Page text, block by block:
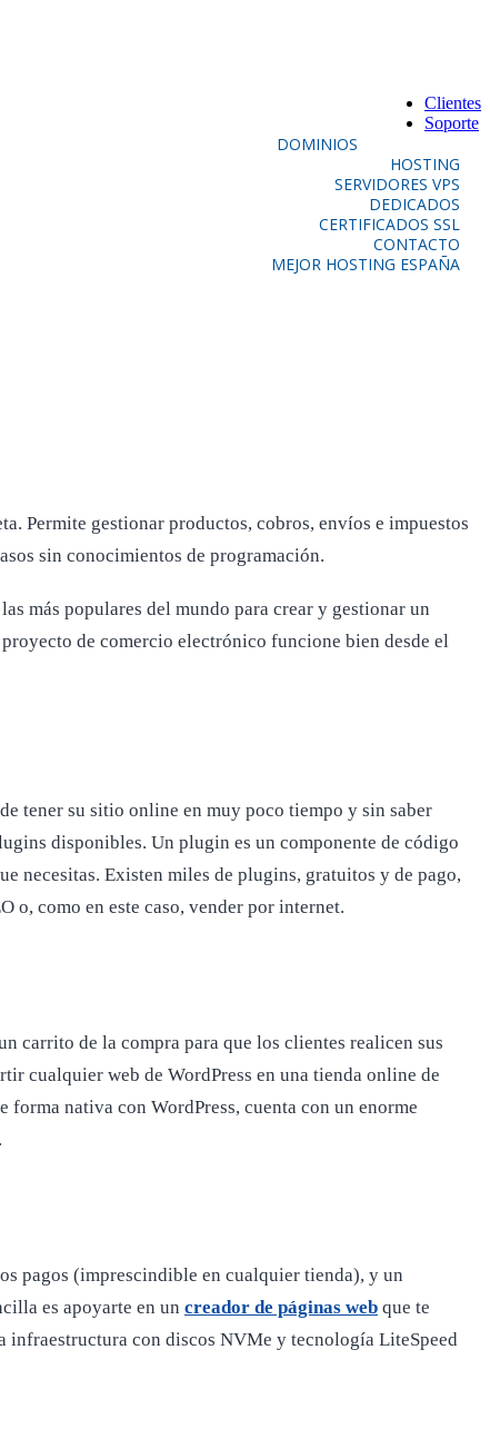
Clientes
Soporte
DOMINIOS
HOSTING
SERVIDORES VPS
DEDICADOS
CERTIFICADOS SSL
CONTACTO
MEJOR HOSTING ESPAÑA
Permite gestionar productos, cobros, envíos e impuestos
sin conocimientos de programación.
más populares del mundo para crear y gestionar un
de comercio electrónico funcione bien desde el
tener su sitio online en muy poco tiempo y sin saber
disponibles. Un plugin es un componente de código
necesitas. Existen miles de plugins, gratuitos y de pago,
como en este caso, vender por internet.
carrito de la compra para que los clientes realicen sus
cualquier web de WordPress en una tienda online de
nativa con WordPress, cuenta con un enorme
pagos (imprescindible en cualquier tienda), y un
es apoyarte en un creador de páginas web que te
con discos NVMe y tecnología LiteSpeed